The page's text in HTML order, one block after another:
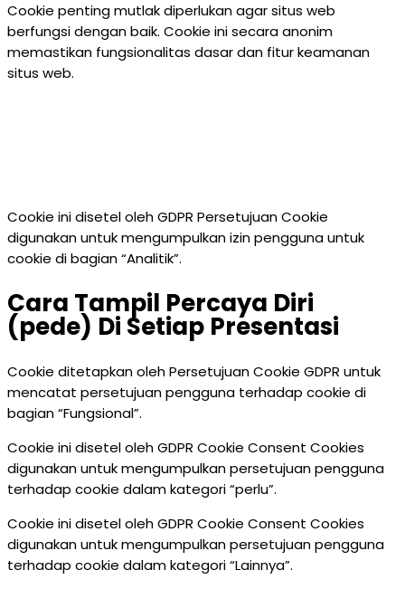
Cookie penting mutlak diperlukan agar situs web
berfungsi dengan baik. Cookie ini secara anonim
memastikan fungsionalitas dasar dan fitur keamanan
situs web.
Cookie ini disetel oleh GDPR Persetujuan Cookie
digunakan untuk mengumpulkan izin pengguna untuk
cookie di bagian “Analitik”.
Cara Tampil Percaya Diri
(pede) Di Setiap Presentasi
Cookie ditetapkan oleh Persetujuan Cookie GDPR untuk
mencatat persetujuan pengguna terhadap cookie di
bagian “Fungsional”.
Cookie ini disetel oleh GDPR Cookie Consent Cookies
digunakan untuk mengumpulkan persetujuan pengguna
terhadap cookie dalam kategori “perlu”.
Cookie ini disetel oleh GDPR Cookie Consent Cookies
digunakan untuk mengumpulkan persetujuan pengguna
terhadap cookie dalam kategori “Lainnya”.